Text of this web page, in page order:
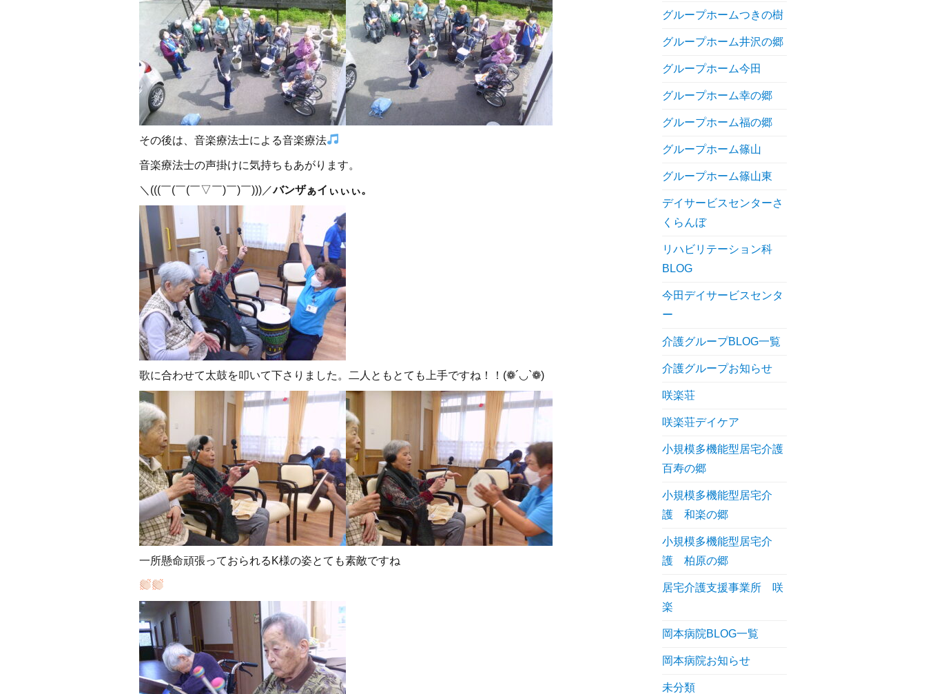
その後は、音楽療法士による音楽療法
音楽療法士の声掛けに気持ちもあがります。
＼(((￣(￣(￣▽￣)￣)￣)))／バンザぁイぃぃぃ。
歌に合わせて太鼓を叩いて下さりました。二人ともとても上手ですね！！(❁´◡`❁)
一所懸命頑張っておられるK様の姿とても素敵ですね
グループホームつきの樹
グループホーム井沢の郷
グループホーム今田
グループホーム幸の郷
グループホーム福の郷
グループホーム篠山
グループホーム篠山東
デイサービスセンターさ
くらんぼ
リハビリテーション科
BLOG
今田デイサービスセンタ
ー
介護グループBLOG一覧
介護グループお知らせ
咲楽荘
咲楽荘デイケア
小規模多機能型居宅介護
百寿の郷
小規模多機能型居宅介
護 和楽の郷
小規模多機能型居宅介
護 柏原の郷
居宅介護支援事業所 咲
楽
岡本病院BLOG一覧
岡本病院お知らせ
未分類